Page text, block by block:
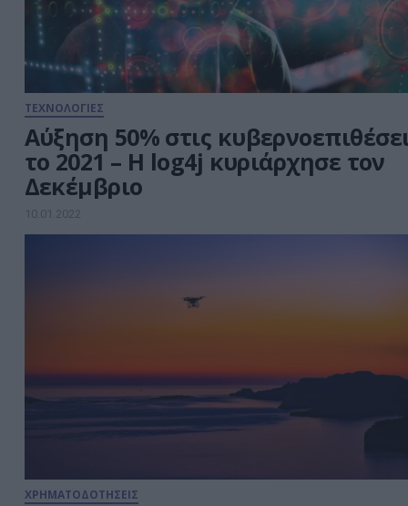
ΤΕΧΝΟΛΟΓΙΕΣ
Αύξηση 50% στις
το 2021 – Η log4j κυριάρχησε τον
Δεκέμβριο
10.01.2022
ΧΡΗΜΑΤΟΔΟΤΗΣΕΙΣ